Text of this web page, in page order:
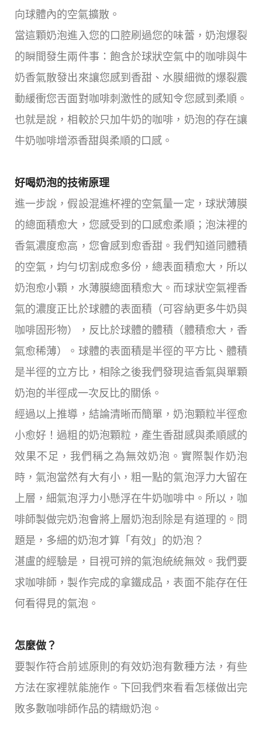
向球體內的空氣擴散。
當這顆奶泡進入您的口腔刷過您的味蕾，奶泡爆裂
的瞬間發生兩件事：飽含於球狀空氣中的咖啡與牛
奶香氣散發出來讓您感到香甜、水膜細微的爆裂震
動緩衝您舌面對咖啡刺激性的感知令您感到柔順。
也就是說，相較於只加牛奶的咖啡，奶泡的存在讓
牛奶咖啡增添香甜與柔順的口感。
好喝奶泡的技術原理
進一步說，假設混進杯裡的空氣量一定，球狀薄膜
的總面積愈大，您感受到的口感愈柔順；泡沫裡的
香氣濃度愈高，您會感到愈香甜。我們知道同體積
的空氣，均勻切割成愈多份，總表面積愈大，所以
奶泡愈小顆，水薄膜總面積愈大。而球狀空氣裡香
氣的濃度正比於球體的表面積（可容納更多牛奶與
咖啡固形物），反比於球體的體積（體積愈大，香
氣愈稀薄）。球體的表面積是半徑的平方比、體積
是半徑的立方比，相除之後我們發現這香氣與單顆
奶泡的半徑成一次反比的關係。
經過以上推導，結論清晰而簡單，奶泡顆粒半徑愈
小愈好！過粗的奶泡顆粒，產生香甜感與柔順感的
效果不足，我們稱之為無效奶泡。實際製作奶泡
時，氣泡當然有大有小，粗一點的氣泡浮力大留在
上層，細氣泡浮力小懸浮在牛奶咖啡中。所以，咖
啡師製做完奶泡會將上層奶泡刮除是有道理的。問
題是，多細的奶泡才算「有效」的奶泡？
湛盧的經驗是，目視可辨的氣泡統統無效。我們要
求咖啡師，製作完成的拿鐵成品，表面不能存在任
何看得見的氣泡。
怎麼做？
要製作符合前述原則的有效奶泡有數種方法，有些
方法在家裡就能施作。下回我們來看看怎樣做出完
敗多數咖啡師作品的精緻奶泡。